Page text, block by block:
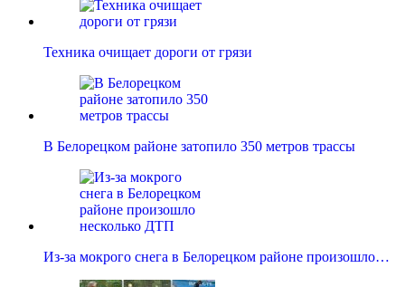
Техника очищает дороги от грязи
В Белорецком районе затопило 350 метров трассы
Из-за мокрого снега в Белорецком районе произошло…